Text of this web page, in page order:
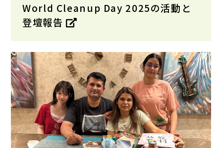
World Cleanup Day 2025の活動と
登壇報告